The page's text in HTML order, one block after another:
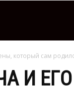
который сам
И